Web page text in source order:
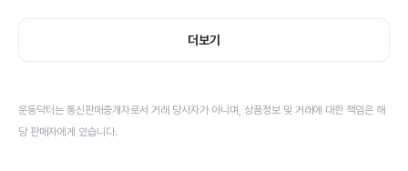
더보기
운동닥터는 통신판매중개자로서 거래 당사자가 아니며, 상품정보 및 거래에 대한 책임은 해
당 판매자에게 있습니다.